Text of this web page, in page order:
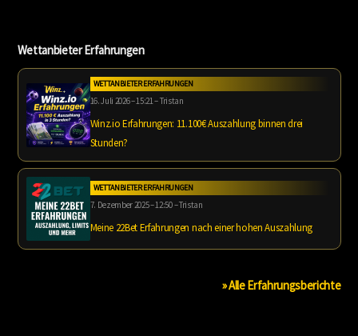
Wettanbieter Erfahrungen
WETTANBIETER ERFAHRUNGEN
16. Juli 2026 – 15:21 – Tristan
Winz.io Erfahrungen: 11.100€ Auszahlung binnen drei
Stunden?
WETTANBIETER ERFAHRUNGEN
7. Dezember 2025 – 12:50 – Tristan
Meine 22Bet Erfahrungen nach einer hohen Auszahlung
» Alle Erfahrungsberichte